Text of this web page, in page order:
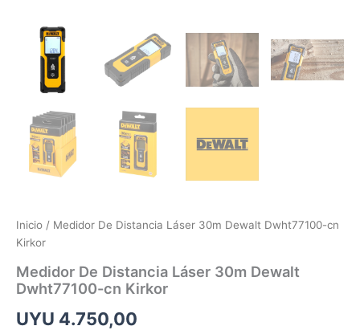
Inicio / Medidor De Distancia Láser 30m Dewalt Dwht77100-cn
Kirkor
Medidor De Distancia Láser 30m Dewalt
Dwht77100-cn Kirkor
UYU 4.750,00